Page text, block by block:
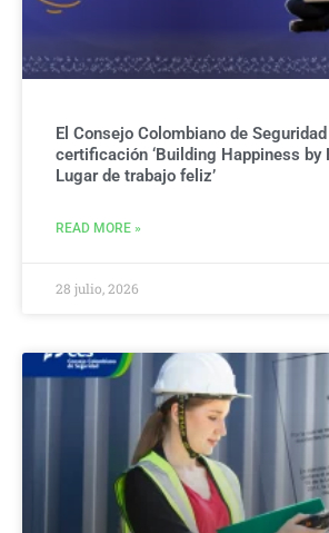
El Consejo Colombiano de
certificación ‘Building Happiness
Lugar de trabajo feliz’
READ MORE »
28 julio, 2026